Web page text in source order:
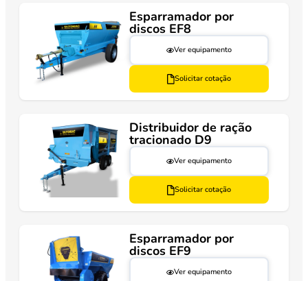
Esparramador por
discos EF8
Ver equipamento
Solicitar cotação
Distribuidor de ração
tracionado D9
Ver equipamento
Solicitar cotação
Esparramador por
discos EF9
Ver equipamento